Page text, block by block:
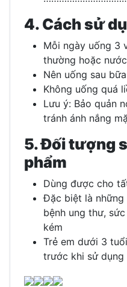
4. Cách sử
Mỗi ngày uống 3
thường hoặc
Nên uống sau
Không uống quá
Lưu ý: Bảo quản
tránh ánh nắng
5. Đối tượng
phẩm
Dùng được cho
Đặc biệt là những
bệnh ung thư,
kém
Trẻ em dưới 3
trước khi sử dụng